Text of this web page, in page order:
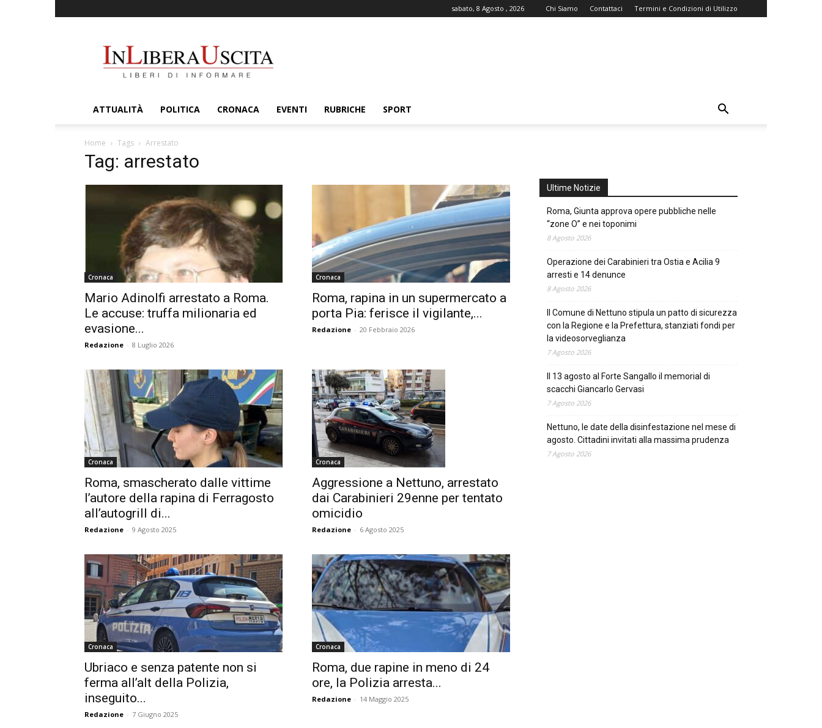
sabato, 8 Agosto , 2026 Chi Siamo Contattaci Termini e Condizioni di Utilizzo
ATTUALITÀ POLITICA CRONACA EVENTI RUBRICHE SPORT
Home Tags Arrestato
Tag: arrestato
Cronaca
Mario Adinolfi arrestato a Roma.
Le accuse: truffa milionaria ed
evasione...
Redazione - 8 Luglio 2026
Cronaca
Roma, rapina in un supermercato a
porta Pia: ferisce il vigilante,...
Redazione - 20 Febbraio 2026
Cronaca
Roma, smascherato dalle vittime
l’autore della rapina di Ferragosto
all’autogrill di...
Redazione - 9 Agosto 2025
Cronaca
Aggressione a Nettuno, arrestato
dai Carabinieri 29enne per tentato
omicidio
Redazione - 6 Agosto 2025
Cronaca
Ubriaco e senza patente non si
ferma all’alt della Polizia,
inseguito...
Redazione - 7 Giugno 2025
Cronaca
Roma, due rapine in meno di 24
ore, la Polizia arresta...
Redazione - 14 Maggio 2025
Ultime Notizie
Roma, Giunta approva opere pubbliche nelle
“zone O” e nei toponimi
8 Agosto 2026
Operazione dei Carabinieri tra Ostia e Acilia 9
arresti e 14 denunce
8 Agosto 2026
Il Comune di Nettuno stipula un patto di sicurezza
con la Regione e la Prefettura, stanziati fondi per
la videosorveglianza
7 Agosto 2026
Il 13 agosto al Forte Sangallo il memorial di
scacchi Giancarlo Gervasi
7 Agosto 2026
Nettuno, le date della disinfestazione nel mese di
agosto. Cittadini invitati alla massima prudenza
7 Agosto 2026